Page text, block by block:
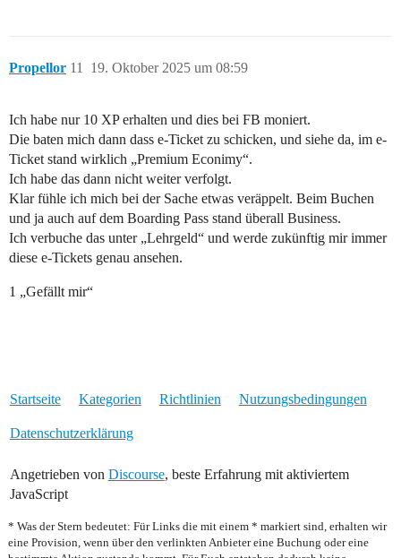
Propellor 19. Oktober 2025 um 08:59
11
Ich habe nur 10 XP erhalten und dies bei FB moniert.
Die baten mich dann dass e-Ticket zu schicken, und siehe da, im e-
Ticket stand wirklich „Premium Econimy“.
Ich habe das dann nicht weiter verfolgt.
Klar fühle ich mich bei der Sache etwas veräppelt. Beim Buchen
und ja auch auf dem Boarding Pass stand überall Business.
Ich verbuche das unter „Lehrgeld“ und werde zukünftig mir immer
diese e-Tickets genau ansehen.
1 „Gefällt mir“
Startseite Kategorien Richtlinien Nutzungsbedingungen
Datenschutzerklärung
Angetrieben von Discourse, beste Erfahrung mit aktiviertem
JavaScript
* Was der Stern bedeutet: Für Links die mit einem * markiert sind, erhalten wir
eine Provision, wenn über den verlinkten Anbieter eine Buchung oder eine